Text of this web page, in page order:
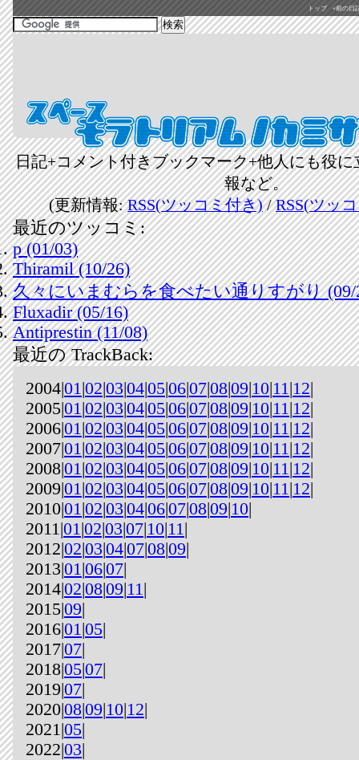
トップ «前の日
日記+コメント付きブックマーク+他人にも役
報など。
(更新情報:RSS(ツッコミ付き)/RSS(ツッ
最近のツッコミ:
p (01/03)
Thiramil (10/26)
久々にいまむらを食べたい通りすがり (09/
Fluxadir (05/16)
Antiprestin (11/08)
最近の TrackBack:
2004|01|02|03|04|05|06|07|08|09|10|11|12|
2005|01|02|03|04|05|06|07|08|09|10|11|12|
2006|01|02|03|04|05|06|07|08|09|10|11|12|
2007|01|02|03|04|05|06|07|08|09|10|11|12|
2008|01|02|03|04|05|06|07|08|09|10|11|12|
2009|01|02|03|04|05|06|07|08|09|10|11|12|
2010|01|02|03|04|06|07|08|09|10|
2011|01|02|03|07|10|11|
2012|02|03|04|07|08|09|
2013|01|06|07|
2014|02|08|09|11|
2015|09|
2016|01|05|
2017|07|
2018|05|07|
2019|07|
2020|08|09|10|12|
2021|05|
2022|03|